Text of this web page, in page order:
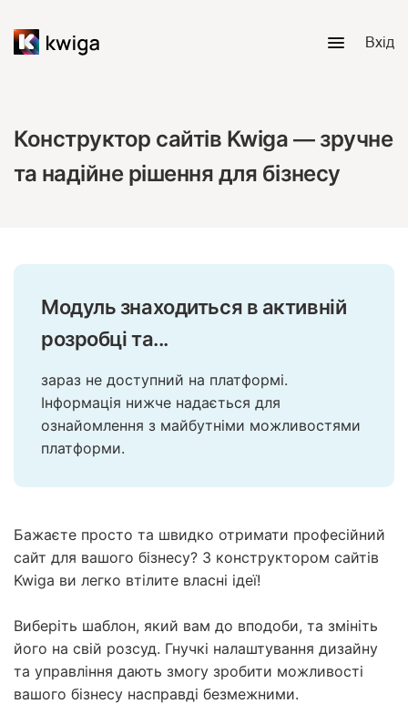
Вхід
Конструктор сайтів Kwiga — зручне
та надійне рішення для бізнесу
Модуль знаходиться в активній
розробці та...
зараз не доступний на платформі.
Інформація нижче надається для
ознайомлення з майбутніми можливостями
платформи.
Бажаєте просто та швидко отримати професійний
сайт для вашого бізнесу? З конструктором сайтів
Kwiga ви легко втілите власні ідеї!
Виберіть шаблон, який вам до вподоби, та змініть
його на свій розсуд. Гнучкі налаштування дизайну
та управління дають змогу зробити можливості
вашого бізнесу насправді безмежними.